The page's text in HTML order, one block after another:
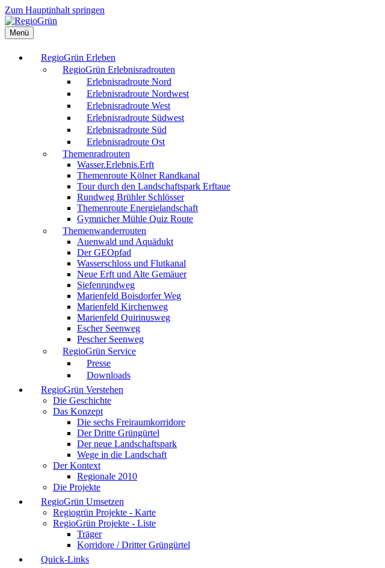
Zum Hauptinhalt springen
Menü
RegioGrün Erleben
RegioGrün Erlebnisradrouten
Erlebnisradroute Nord
Erlebnisradroute Nordwest
Erlebnisradroute West
Erlebnisradroute Südwest
Erlebnisradroute Süd
Erlebnisradroute Ost
Themenradrouten
Wasser.Erlebnis.Erft
Themenroute Kölner Randkanal
Tour durch den Landschaftspark Erftaue
Rundweg Brühler Schlösser
Themenroute Energielandschaft
Gymnicher Mühle Quiz Route
Themenwanderrouten
Auenwald und Aquädukt
Der GEOpfad
Wasserschloss und Flutkanal
Neue Erft und Alte Gemäuer
Siefenrundweg
Marienfeld Boisdorfer Weg
Marienfeld Kirchenweg
Marienfeld Quirinusweg
Escher Seenweg
Pescher Seenweg
RegioGrün Service
Presse
Downloads
RegioGrün Verstehen
Die Geschichte
Das Konzept
Die sechs Freiraumkorridore
Der Dritte Grüngürtel
Der neue Landschaftspark
Wege in die Landschaft
Der Kontext
Regionale 2010
Die Projekte
RegioGrün Umsetzen
Regiogrün Projekte - Karte
RegioGrün Projekte - Liste
Träger
Korridore / Dritter Grüngürtel
Quick-Links